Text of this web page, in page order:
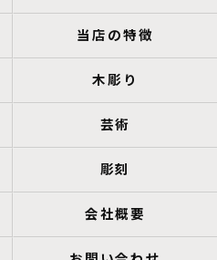
当店の特徴
木彫り
芸術
彫刻
会社概要